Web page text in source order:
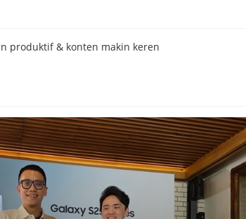
produktif & konten makin keren